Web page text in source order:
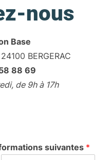
nous
Base
BERGERAC
88 69
de 9h à 17h
suivantes *